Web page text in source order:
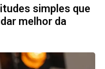
simples que
melhor da